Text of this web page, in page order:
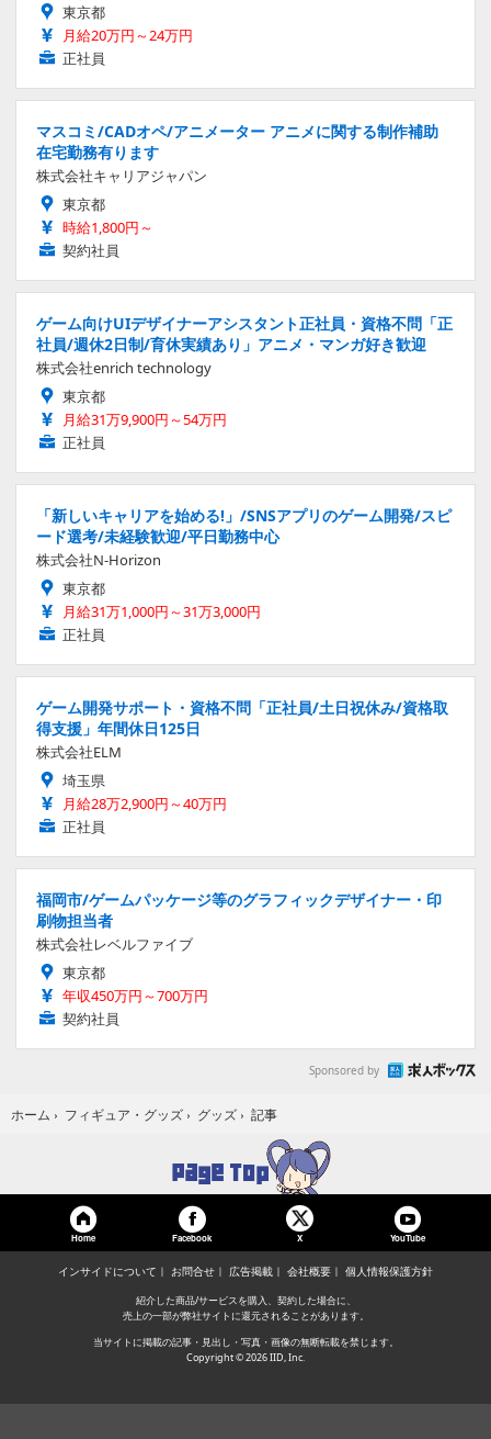
東京都
月給20万円～24万円
正社員
マスコミ/CADオペ/アニメーター アニメに関する制作補助
在宅勤務有ります
株式会社キャリアジャパン
東京都
時給1,800円～
契約社員
ゲーム向けUIデザイナーアシスタント正社員・資格不問「正
社員/週休2日制/育休実績あり」アニメ・マンガ好き歓迎
株式会社enrich technology
東京都
月給31万9,900円～54万円
正社員
「新しいキャリアを始める!」/SNSアプリのゲーム開発/スピ
ード選考/未経験歓迎/平日勤務中心
株式会社N-Horizon
東京都
月給31万1,000円～31万3,000円
正社員
ゲーム開発サポート・資格不問「正社員/土日祝休み/資格取
得支援」年間休日125日
株式会社ELM
埼玉県
月給28万2,900円～40万円
正社員
福岡市/ゲームパッケージ等のグラフィックデザイナー・印
刷物担当者
株式会社レベルファイブ
東京都
年収450万円～700万円
契約社員
Sponsored by
ホーム › フィギュア・グッズ › グッズ › 記事
Home Facebook X YouTube
インサイドについて お問合せ 広告掲載 会社概要 個人情報保護方針
紹介した商品/サービスを購入、契約した場合に、
売上の一部が弊社サイトに還元されることがあります。
当サイトに掲載の記事・見出し・写真・画像の無断転載を禁じます。
Copyright © 2026 IID, Inc.